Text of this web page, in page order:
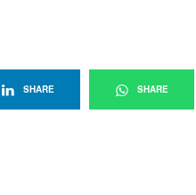
SHARE SHARE